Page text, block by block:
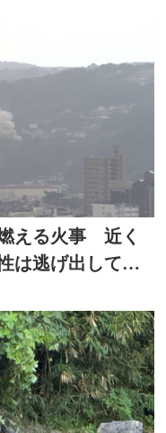
える火事 近く
は逃げ出して無